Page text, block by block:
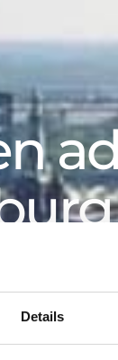
Details
zakelijke